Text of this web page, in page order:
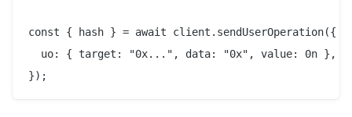
const { hash } = await client.sendUserOperation({
  uo: { target: "0x...", data: "0x", value: 0n },